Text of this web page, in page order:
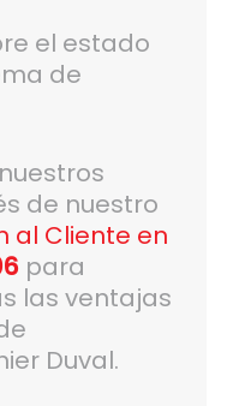
el estado
de
de nuestro
al Cliente en
para
las ventajas
Duval.